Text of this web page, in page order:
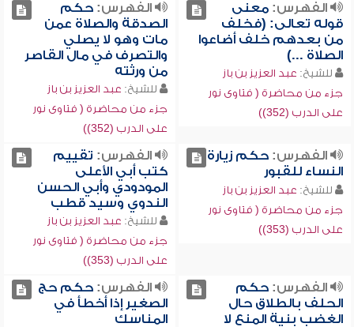
الفهرس:معنى
قوله تعالى: (فخلف
من بعدهم خلف أضاعوا
الصلاة ...)
للشيخ: عبد العزيز بن باز
جزء من محاضرة ( فتاوى نور
على الدرب (352))
الفهرس:حكم
الصدقة والصلاة عمن
مات وهو لا يصلي
والتصرف في مال القاصر
من ورثته
للشيخ: عبد العزيز بن باز
جزء من محاضرة ( فتاوى نور
على الدرب (352))
الفهرس:حكم زيارة
النساء للقبور
للشيخ: عبد العزيز بن باز
جزء من محاضرة ( فتاوى نور
على الدرب (353))
الفهرس: تقييم
كتب أبي الأعلى
المودودي وأبي الحسن
الندوي وسيد قطب
للشيخ: عبد العزيز بن باز
جزء من محاضرة ( فتاوى نور
على الدرب (353))
الفهرس:حكم
الحلف بالطلاق حال
الغضب بنية المنع لا
الفهرس:حكم حج
الصغير إذا أخطأ في
المناسك